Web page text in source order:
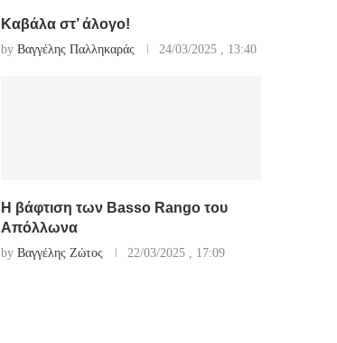
Καβάλα στ’ άλογο!
by Βαγγέλης Παλληκαράς 24/03/2025 , 13:40
Η βάφτιση των Basso Rango του
Απόλλωνα
by Βαγγέλης Ζώτος 22/03/2025 , 17:09